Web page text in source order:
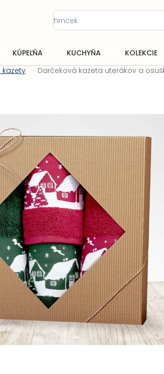
KÚPEĽŇA KUCHYŇA KOLEKCIE
kazety Darčeková kazeta uterákov a